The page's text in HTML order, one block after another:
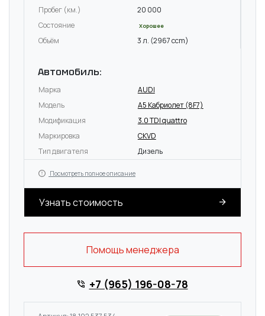
Пробег (км.)
20 000
Состояние
Хорошее
Объём 3 л. (2967 ccm)
Автомобиль:
Марка
AUDI
Модель
A5 Кабриолет (8F7)
Модификация
3.0 TDI quattro
Маркировка
CKVD
Тип двигателя
Дизель
Посмотреть полное описание
Узнать стоимость
Помощь менеджера
+7 (965) 196-08-78